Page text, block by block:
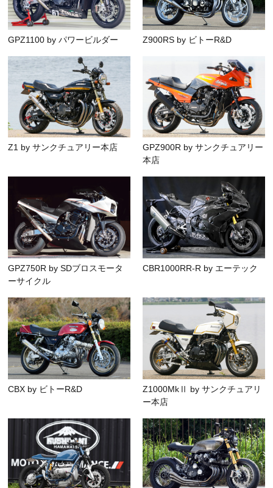
GPZ1100 by パワービルダー Z900RS by ビトーR&D
Z1 by サンクチュアリー本店
GPZ900R by サンクチュアリー
本店
GPZ750R by SDブロスモータ
ーサイクル
CBR1000RR-R by エーテック
CBX by ビトーR&D
Z1000MkⅡ by サンクチュアリ
ー本店